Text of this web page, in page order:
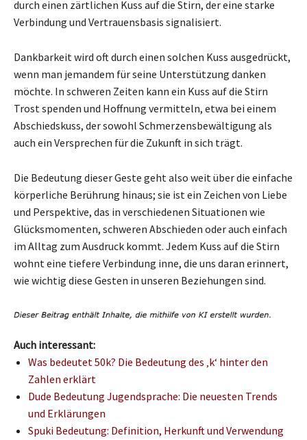
durch einen zärtlichen Kuss auf die Stirn, der eine starke
Verbindung und Vertrauensbasis signalisiert.
Dankbarkeit wird oft durch einen solchen Kuss ausgedrückt,
wenn man jemandem für seine Unterstützung danken
möchte. In schweren Zeiten kann ein Kuss auf die Stirn
Trost spenden und Hoffnung vermitteln, etwa bei einem
Abschiedskuss, der sowohl Schmerzensbewältigung als
auch ein Versprechen für die Zukunft in sich trägt.
Die Bedeutung dieser Geste geht also weit über die einfache
körperliche Berührung hinaus; sie ist ein Zeichen von Liebe
und Perspektive, das in verschiedenen Situationen wie
Glücksmomenten, schweren Abschieden oder auch einfach
im Alltag zum Ausdruck kommt. Jedem Kuss auf die Stirn
wohnt eine tiefere Verbindung inne, die uns daran erinnert,
wie wichtig diese Gesten in unseren Beziehungen sind.
Auch interessant:
Was bedeutet 50k? Die Bedeutung des ‚k‘ hinter den
Zahlen erklärt
Dude Bedeutung Jugendsprache: Die neuesten Trends
und Erklärungen
Spuki Bedeutung: Definition, Herkunft und Verwendung